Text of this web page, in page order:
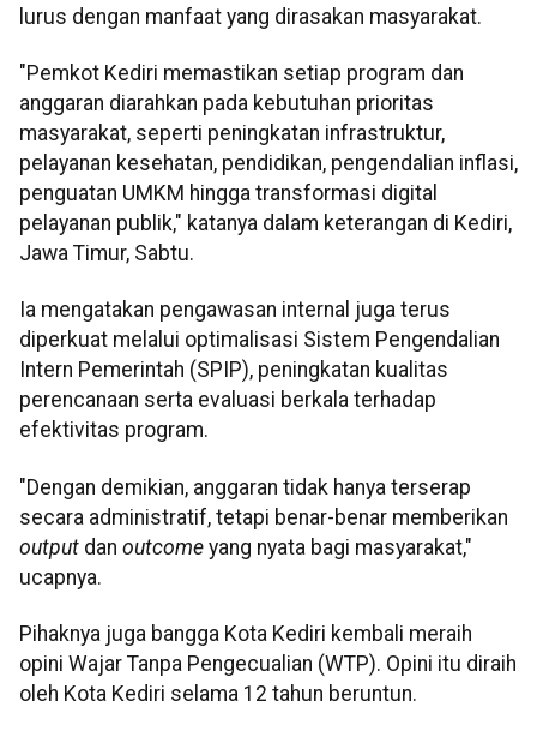
lurus dengan manfaat yang dirasakan masyarakat.
"Pemkot Kediri memastikan setiap program dan
anggaran diarahkan pada kebutuhan prioritas
masyarakat, seperti peningkatan infrastruktur,
pelayanan kesehatan, pendidikan, pengendalian inflasi,
penguatan UMKM hingga transformasi digital
pelayanan publik," katanya dalam keterangan di Kediri,
Jawa Timur, Sabtu.
Ia mengatakan pengawasan internal juga terus
diperkuat melalui optimalisasi Sistem Pengendalian
Intern Pemerintah (SPIP), peningkatan kualitas
perencanaan serta evaluasi berkala terhadap
efektivitas program.
"Dengan demikian, anggaran tidak hanya terserap
secara administratif, tetapi benar-benar memberikan
output dan outcome yang nyata bagi masyarakat,"
ucapnya.
Pihaknya juga bangga Kota Kediri kembali meraih
opini Wajar Tanpa Pengecualian (WTP). Opini itu diraih
oleh Kota Kediri selama 12 tahun beruntun.